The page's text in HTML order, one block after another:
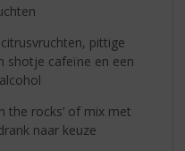
pittige
shotje cafeïne en een
the rocks’ of mix met
naar keuze